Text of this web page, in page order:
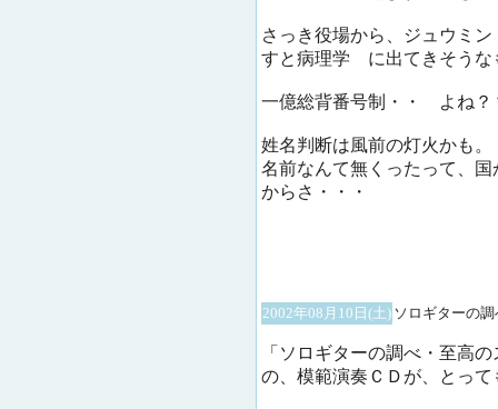
さっき役場から、ジュウ
すと病理学 に出てきそうな
一億総背番号制・・ よ
姓名判断は風前の灯火かも。
名前なんて無くったって、
からさ・・・
2002年08月10日(土) ソロギターの調
「ソロギターの調べ・至高
の、模範演奏ＣＤが、とって